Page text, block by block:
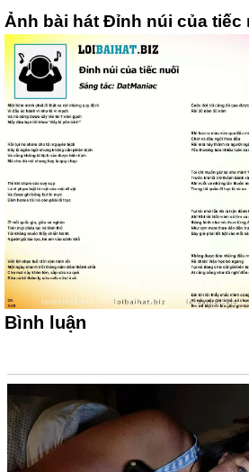
Ảnh bài hát Đỉnh núi của tiếc
Bình luận